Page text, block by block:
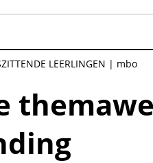
LEERLINGEN mbo